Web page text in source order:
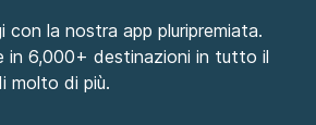
con la nostra app pluripremiata.
in 6,000+ destinazioni in tutto il
molto di più.